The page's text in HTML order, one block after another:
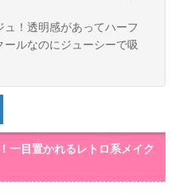
！透明感があってハーフ
ルなのにジューシーで吸
一目置かれるレトロ系メイク